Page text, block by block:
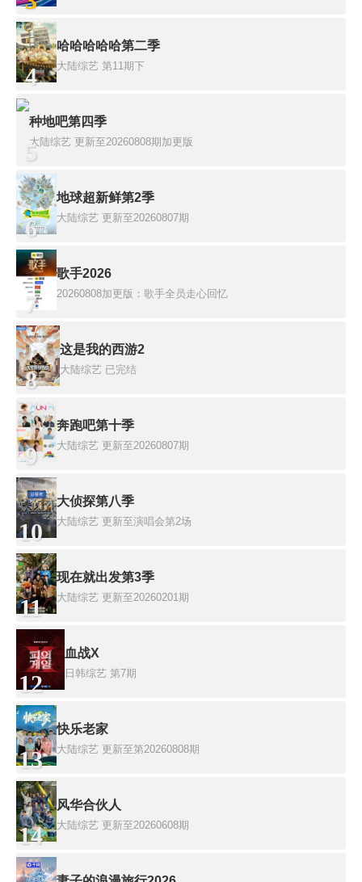
4
哈哈哈哈哈第二季
大陆综艺 第11期下
5
种地吧第四季
大陆综艺 更新至20260808期加更版
6
地球超新鲜第2季
大陆综艺 更新至20260807期
7
歌手2026
20260808加更版：歌手全员走心回忆
8
这是我的西游2
大陆综艺 已完结
9
奔跑吧第十季
大陆综艺 更新至20260807期
10
大侦探第八季
大陆综艺 更新至演唱会第2场
11
现在就出发第3季
大陆综艺 更新至20260201期
12
血战X
日韩综艺 第7期
13
快乐老家
大陆综艺 更新至第20260808期
14
风华合伙人
大陆综艺 更新至20260608期